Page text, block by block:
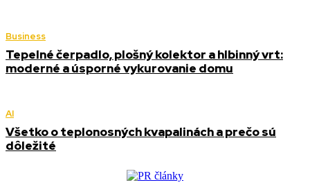
Business
Tepelné čerpadlo, plošný kolektor a hlbinný vrt:
moderné a úsporné vykurovanie domu
AI
Všetko o teplonosných kvapalinách a prečo sú
dôležité